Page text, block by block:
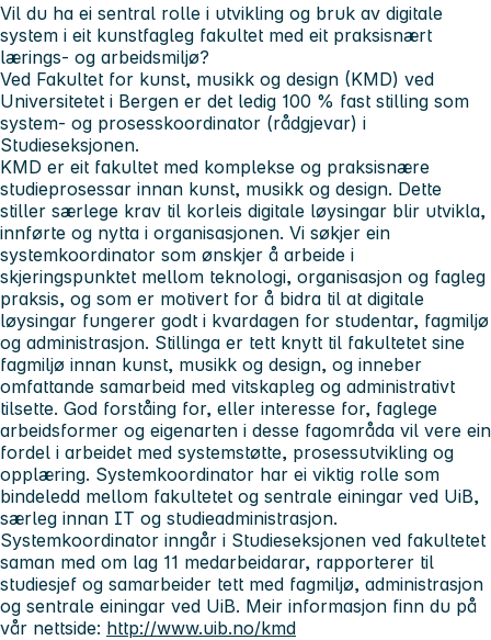
Vil du ha ei sentral rolle i utvikling og bruk av digitale
system i eit kunstfagleg fakultet med eit praksisnært
lærings- og arbeidsmiljø?
Ved Fakultet for kunst, musikk og design (KMD) ved
Universitetet i Bergen er det ledig 100 % fast stilling som
system- og prosesskoordinator (rådgjevar) i
Studieseksjonen.
KMD er eit fakultet med komplekse og praksisnære
studieprosessar innan kunst, musikk og design. Dette
stiller særlege krav til korleis digitale løysingar blir utvikla,
innførte og nytta i organisasjonen. Vi søkjer ein
systemkoordinator som ønskjer å arbeide i
skjeringspunktet mellom teknologi, organisasjon og fagleg
praksis, og som er motivert for å bidra til at digitale
løysingar fungerer godt i kvardagen for studentar, fagmiljø
og administrasjon. Stillinga er tett knytt til fakultetet sine
fagmiljø innan kunst, musikk og design, og inneber
omfattande samarbeid med vitskapleg og administrativt
tilsette. God forståing for, eller interesse for, faglege
arbeidsformer og eigenarten i desse fagområda vil vere ein
fordel i arbeidet med systemstøtte, prosessutvikling og
opplæring. Systemkoordinator har ei viktig rolle som
bindeledd mellom fakultetet og sentrale einingar ved UiB,
særleg innan IT og studieadministrasjon.
Systemkoordinator inngår i Studieseksjonen ved fakultetet
saman med om lag 11 medarbeidarar, rapporterer til
studiesjef og samarbeider tett med fagmiljø, administrasjon
og sentrale einingar ved UiB. Meir informasjon finn du på
vår nettside: http://www.uib.no/kmd